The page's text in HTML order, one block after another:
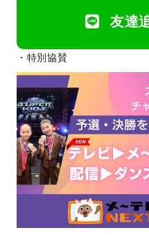
友達
・特別協賛